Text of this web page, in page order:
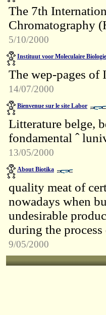
The 7th
Chromatography
5/10/2000
Instituut voor Moleculaire
The wep-pages of
14/07/2000
Bienvenue sur le site Labor
Litterature belge,
fondamental ˆ
13/05/2000
About Biotika
quality meat of
nowadays when
undesirable
during the
9/05/2000